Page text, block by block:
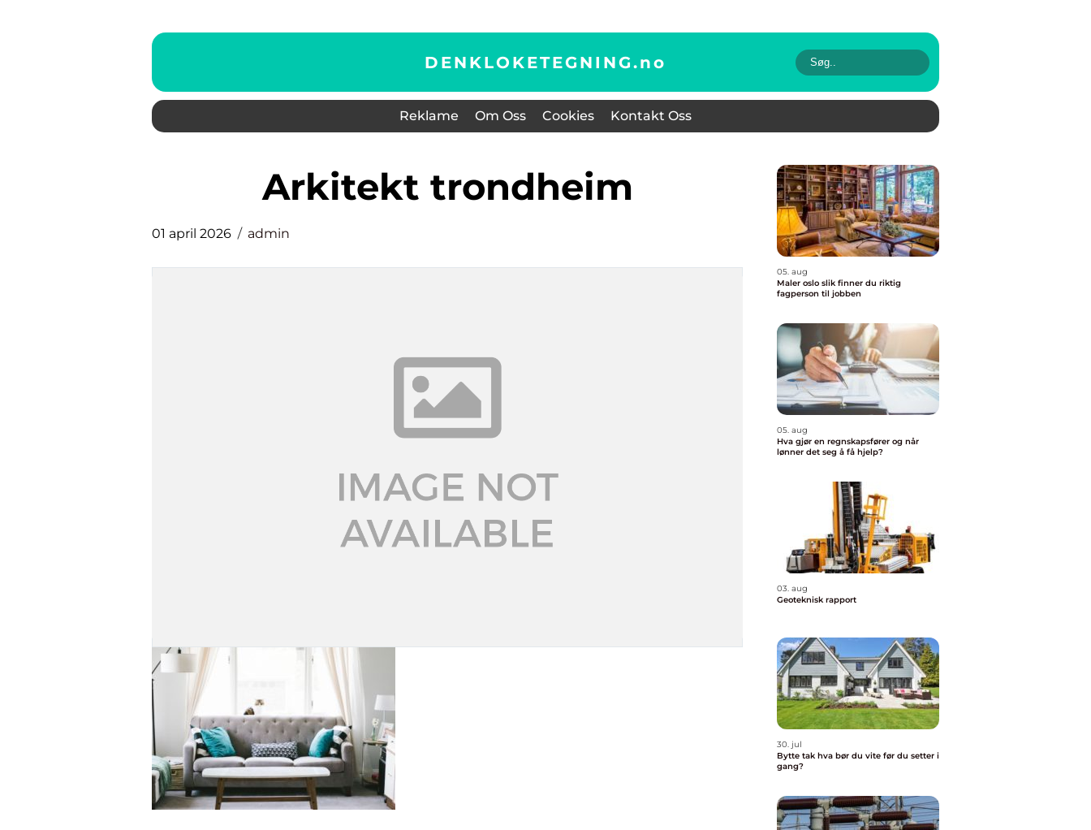
DENKLOKETEGNING.no
Reklame Om Oss Cookies Kontakt Oss
arkitekt trondheim
01 april 2026 admin
05. aug
Maler oslo slik finner du riktig
fagperson til jobben
05. aug
Hva gjør en regnskapsfører og når
lønner det seg å få hjelp?
03. aug
Geoteknisk rapport
30. jul
Bytte tak hva bør du vite før du setter i
gang?